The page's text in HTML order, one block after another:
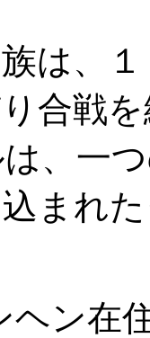
は、
合戦
、一
まれ
ヘン